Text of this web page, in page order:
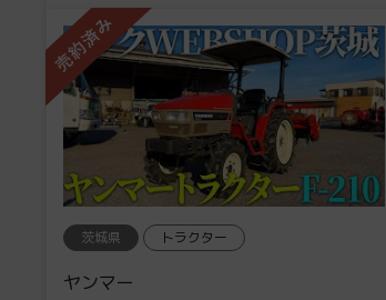
茨城県 トラクター
ヤンマー